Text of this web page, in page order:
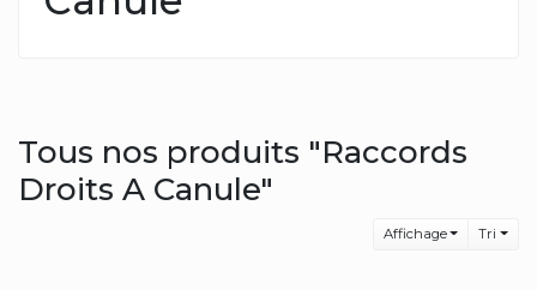
Tous nos produits "Raccords
Droits A Canule"
Affichage Tri